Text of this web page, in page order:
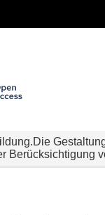
Berücksichtigung